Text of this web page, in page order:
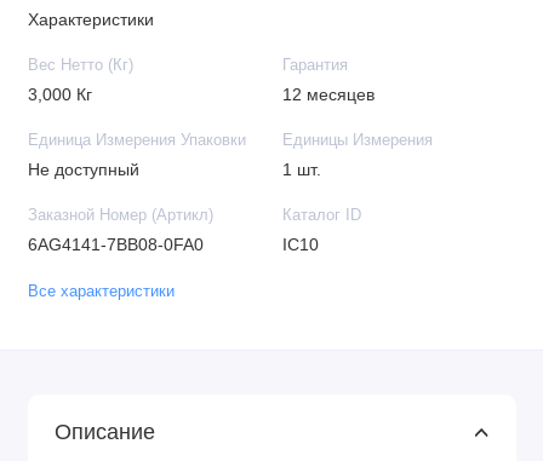
Характеристики
Вес Нетто (Кг)
3,000 Кг
Гарантия
12 месяцев
Единица Измерения Упаковки
Не доступный
Единицы Измерения
1 шт.
Заказной Номер (Артикл)
6AG4141-7BB08-0FA0
Каталог ID
IC10
Все характеристики
Описание